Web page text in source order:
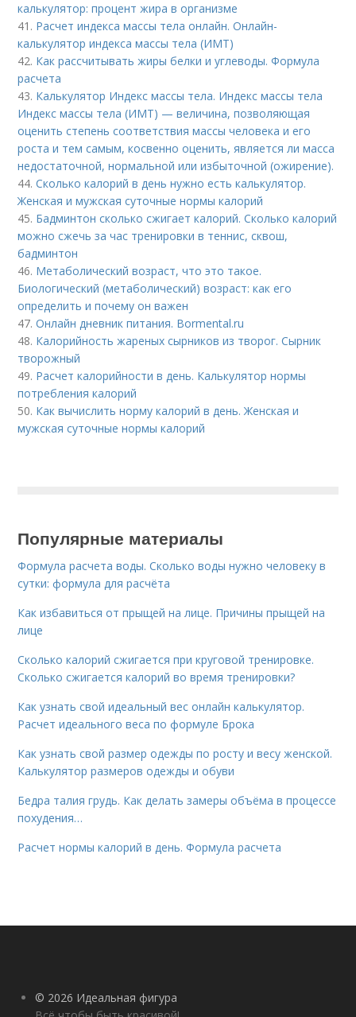
калькулятор: процент жира в организме
41. Расчет индекса массы тела онлайн. Онлайн-
калькулятор индекса массы тела (ИМТ)
42. Как рассчитывать жиры белки и углеводы. Формула
расчета
43. Калькулятор Индекс массы тела. Индекс массы тела
Индекс массы тела (ИМТ) — величина, позволяющая
оценить степень соответствия массы человека и его
роста и тем самым, косвенно оценить, является ли масса
недостаточной, нормальной или избыточной (ожирение).
44.Сколько калорий в день нужно есть калькулятор.
Женская и мужская суточные нормы калорий
45. Бадминтон сколько сжигает калорий. Сколько калорий
можно сжечь за час тренировки в теннис, сквош,
бадминтон
46. Метаболический возраст, что это такое.
Биологический (метаболический) возраст: как его
определить и почему он важен
47.Онлайн дневник питания. Bormental.ru
48. Калорийность жареных сырников из творог. Сырник
творожный
49. Расчет калорийности в день. Калькулятор нормы
потребления калорий
50. Как вычислить норму калорий в день. Женская и
мужская суточные нормы калорий
Популярные материалы
Формула расчета воды. Сколько воды нужно человеку в
сутки: формула для расчёта
Как избавиться от прыщей на лице. Причины прыщей на
лице
Сколько калорий сжигается при круговой тренировке.
Сколько сжигается калорий во время тренировки?
Как узнать свой идеальный вес онлайн калькулятор.
Расчет идеального веса по формуле Брока
Как узнать свой размер одежды по росту и весу женской.
Калькулятор размеров одежды и обуви
Бедра талия грудь. Как делать замеры объёма в процессе
похудения…
Расчет нормы калорий в день. Формула расчета
© 2026 Идеальная фигура